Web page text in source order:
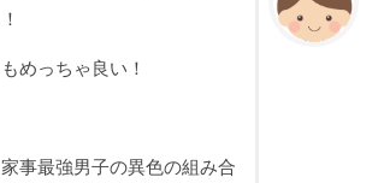
めっちゃ良い！
事最強男子の異色の組み合